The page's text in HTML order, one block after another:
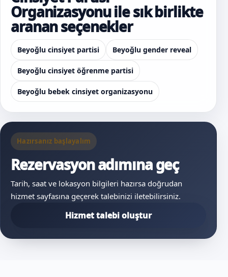
Organizasyonu ile sık birlikte
aranan seçenekler
Beyoğlu cinsiyet partisi Beyoğlu gender reveal
Beyoğlu cinsiyet öğrenme partisi
Beyoğlu bebek cinsiyet organizasyonu
Hazırsanız başlayalım
Rezervasyon adımına geç
Tarih, saat ve lokasyon bilgileri hazırsa doğrudan
hizmet sayfasına geçerek talebinizi iletebilirsiniz.
Hizmet talebi oluştur